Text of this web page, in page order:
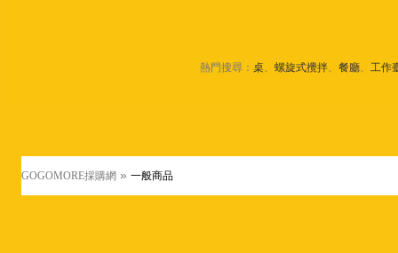
熱門搜尋： 桌、 螺旋式攪拌、 餐廳、 工作
GOGOMORE採購網 » 一般商品